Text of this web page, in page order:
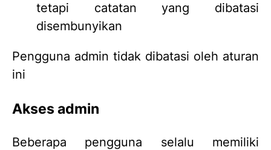
tetapi catatan yang dibatasi
disembunyikan
Pengguna admin tidak dibatasi oleh aturan
ini
Akses admin
Beberapa pengguna selalu memiliki